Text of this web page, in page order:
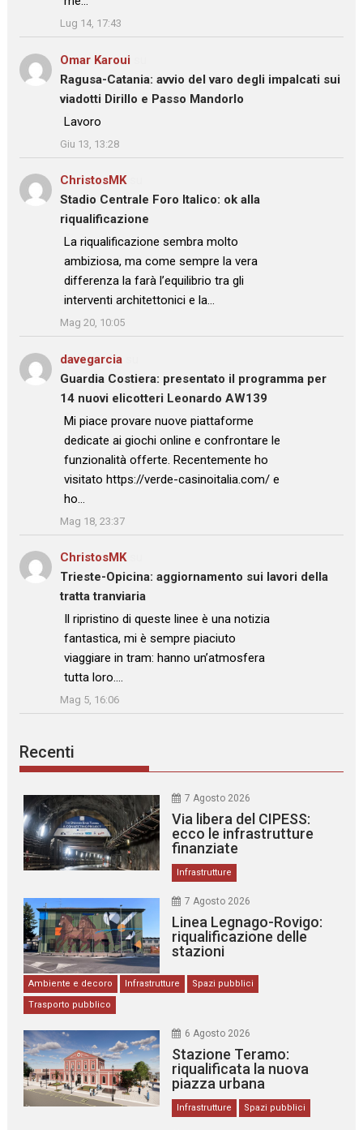
”
Lug 14, 17:43
Omar Karoui
Ragusa-Catania: avvio del varo degli impalcati sui
viadotti Dirillo e Passo Mandorlo
: “Lavoro
”
Giu 13, 13:28
ChristosMKsu
Stadio Centrale Foro Italico: ok alla
riqualificazione
: “La riqualificazione sembra molto
ambiziosa, ma come sempre la vera
differenza la farà l’equilibrio tra gli
interventi architettonici e la…
”
Mag 20, 10:05
davegarcia
Guardia Costiera: presentato il programma per
14 nuovi elicotteri Leonardo AW139
: “
Mi piace provare nuove piattaforme
dedicate ai giochi online e confrontare le
funzionalità offerte. Recentemente ho
visitato https://verde-casinoitalia.com/ e
ho…
”
Mag 18, 23:37
ChristosMKsu
Trieste-Opicina: aggiornamento sui lavori della
tratta tranviaria
: “
Il ripristino di queste linee è una notizia
fantastica, mi è sempre piaciuto
viaggiare in tram: hanno un’atmosfera
tutta loro.…
”
Mag 5, 16:06
Recenti
7 Agosto 2026
Via libera del CIPESS:
ecco le infrastrutture
finanziate
Infrastrutture
7 Agosto 2026
Linea Legnago-Rovigo:
riqualificazione delle
stazioni
Ambiente e decoro Infrastrutture
Spazi pubblici
Trasporto pubblico
6 Agosto 2026
Stazione Teramo:
riqualificata la nuova
piazza urbana
Infrastrutture Spazi pubblici